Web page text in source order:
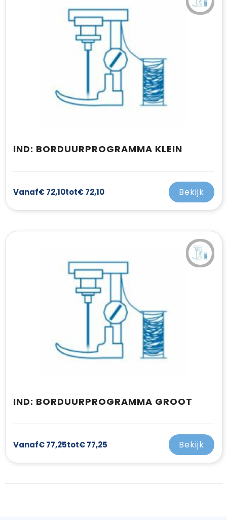
IND: BORDUURPROGRAMMA KLEIN
Vanaf€ 72,10tot€ 72,10 Bekijk
IND: BORDUURPROGRAMMA GROOT
Vanaf€ 77,25tot€ 77,25 Bekijk